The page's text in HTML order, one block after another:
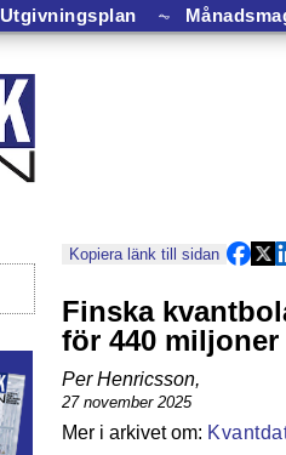
Utgivningsplan ⏦
Kopiera länk till sidan
Finska
för 440
Per Henricsson,
27 november 2025